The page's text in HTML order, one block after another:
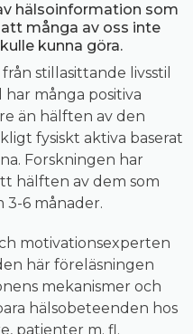
hälsoinformation som
många av oss inte
kunna göra.
stillasittande livsstil
många positiva
än hälften av den
fysiskt aktiva baserat
Forskningen har
hälften av dem som
3-6 månader.
motivationsexperten
här föreläsningen
mekanismer och
hälsobeteenden hos
patienter m. fl.